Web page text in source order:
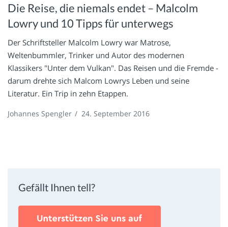
Die Reise, die niemals endet – Malcolm
Lowry und 10 Tipps für unterwegs
Der Schriftsteller Malcolm Lowry war Matrose,
Weltenbummler, Trinker und Autor des modernen
Klassikers "Unter dem Vulkan". Das Reisen und die Fremde -
darum drehte sich Malcom Lowrys Leben und seine
Literatur. Ein Trip in zehn Etappen.
Johannes Spengler / 24. September 2016
Gefällt Ihnen tell?